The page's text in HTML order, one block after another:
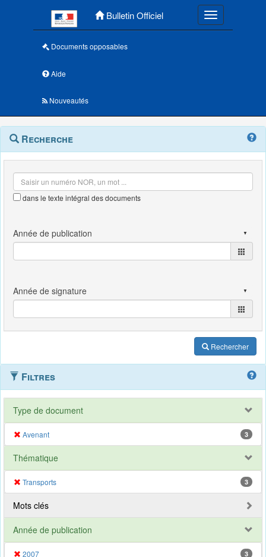
Bulletin Officiel Toggle
Documents opposables
Aide
Nouveautés
Navigation
outils
Menu
contextuel
Recherche
dans le texte intégral des documents
Rechercher
Filtres
Type de document
Avenant 3
Thématique
Transports 3
Mots clés
Année de publication
2007 3